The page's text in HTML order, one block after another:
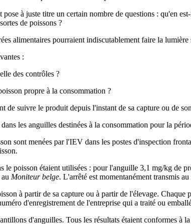
à juste titre un certain nombre de questions : qu'en
de poissons ?
alimentaires pourraient indiscutablement faire la
:
des contrôles ?
propre à la consommation ?
de suivre le produit depuis l'instant de sa capture ou de
les anguilles destinées à la consommation pour la
sont menées par l'IEV dans les postes d'inspection
le poisson étaient utilisées : pour l'anguille 3,1 mg/kg
Moniteur belge. L'arrêté est momentanément transmis au
à partir de sa capture ou à partir de l'élevage.
d'enregistrement de l'entreprise qui a traité ou
d'anguilles. Tous les résultats étaient conformes